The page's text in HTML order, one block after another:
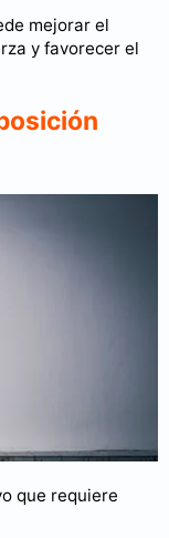
mejorar el
y favorecer el
que requiere